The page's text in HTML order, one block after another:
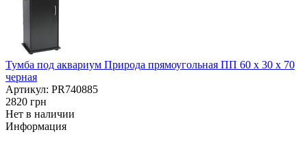
Тумба под аквариум Природа прямоугольная ПП 60 х 30 х 70
черная
Артикул: PR740885
2820 грн
Нет в наличии
Информация